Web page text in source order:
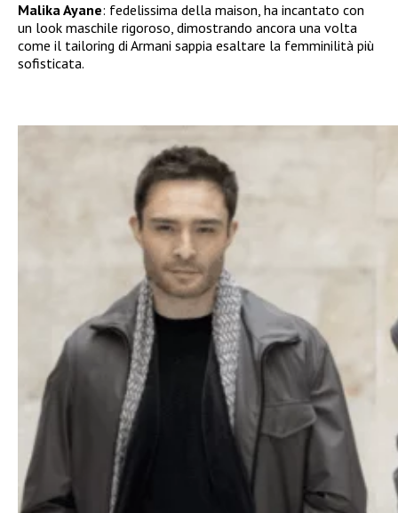
Malika Ayane: fedelissima della maison, ha incantato con
un look maschile rigoroso, dimostrando ancora una volta
come il tailoring di Armani sappia esaltare la femminilità più
sofisticata.